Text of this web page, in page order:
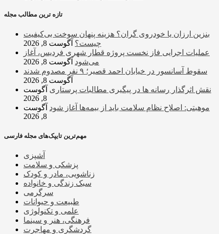
تازه ترین مطالب مجله
بنزین ارزان یا خودروی گران؟ هزینه پنهان سوخت بی‌کیفیت
چیست؟ آگوست 8, 2026
عملیات اجرایی فاز نخست پروژه قطار شهری فردیس، آغاز
می‌شود آگوست 8, 2026
سقوط آسانسور در خیابان احمد قصیر؛ ۹ نفر مصدوم شدند
آگوست 8, 2026
نقش اثرگذار رسانه ها در پیگیری مطالبات پرستاری آگوست
8, 2026
موهبتی: اصلاح نظام سلامت باید از بیمه‌ها آغاز شود آگوست
8, 2026
مهم‌ترین تایپک‌های مجله فارسی
آشپزی
پزشکی و سلامت
زناشویی، مادر و کودک
سبک زندگی و خانواده
سرگرمی
طبیعت و حیوانات
علمی و تکنولوژی
فرهنگی، هنر و سینما
گردشگری و مهاجرت